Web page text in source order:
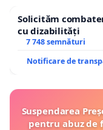
Solicităm
cu dizabilități
7 748 semnături
Notificare de
Suspendarea
pentru abuz de